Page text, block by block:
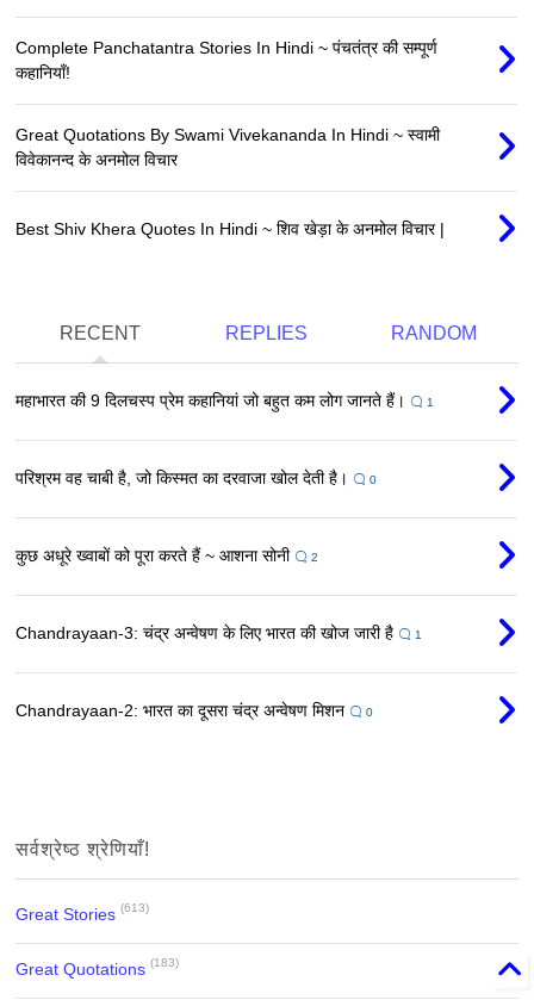
Complete Panchatantra Stories In Hindi ~ पंचतंत्र की सम्पूर्ण
कहानियाँ!
Great Quotations By Swami Vivekananda In Hindi ~ स्वामी
विवेकानन्द के अनमोल विचार
Best Shiv Khera Quotes In Hindi ~ शिव खेड़ा के अनमोल विचार |
RECENT REPLIES RANDOM
महाभारत की 9 दिलचस्प प्रेम कहानियां जो बहुत कम लोग जानते हैं। 1
परिश्रम वह चाबी है, जो किस्मत का दरवाजा खोल देती है। 0
कुछ अधूरे ख्वाबों को पूरा करते हैं ~ आशना सोनी 2
Chandrayaan-3: चंद्र अन्वेषण के लिए भारत की खोज जारी है 1
Chandrayaan-2: भारत का दूसरा चंद्र अन्वेषण मिशन 0
सर्वश्रेष्ठ श्रेणियाँ!
Great Stories (613)
Great Quotations (183)